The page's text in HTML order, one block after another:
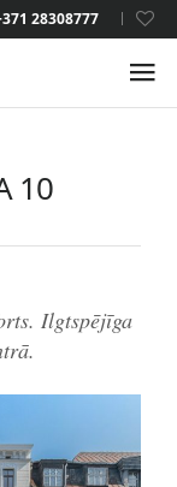
28308777
LAT
ENG
10
Ilgtspējīga